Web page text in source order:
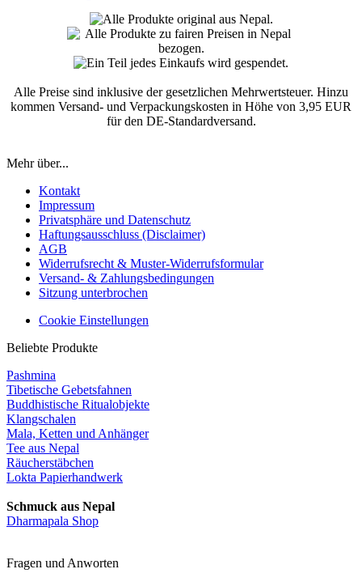
Alle Preise sind inklusive der gesetzlichen Mehrwertsteuer. Hinzu
kommen Versand- und Verpackungskosten in Höhe von 3,95 EUR
für den DE-Standardversand.
Mehr über...
Kontakt
Impressum
Privatsphäre und Datenschutz
Haftungsausschluss (Disclaimer)
AGB
Widerrufsrecht & Muster-Widerrufsformular
Versand- & Zahlungsbedingungen
Sitzung unterbrochen
Cookie Einstellungen
Beliebte Produkte
Pashmina
Tibetische Gebetsfahnen
Buddhistische Ritualobjekte
Klangschalen
Mala, Ketten und Anhänger
Tee aus Nepal
Räucherstäbchen
Lokta Papierhandwerk
Schmuck aus Nepal
Dharmapala Shop
Fragen und Anworten